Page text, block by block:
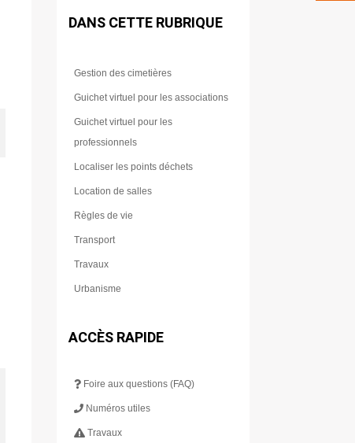
DANS CETTE RUBRIQUE
Gestion des cimetières
Guichet virtuel pour les associations
Guichet virtuel pour les
professionnels
Localiser les points déchets
Location de salles
Règles de vie
Transport
Travaux
Urbanisme
ACCÈS RAPIDE
Foire aux questions (FAQ)
Numéros utiles
Travaux